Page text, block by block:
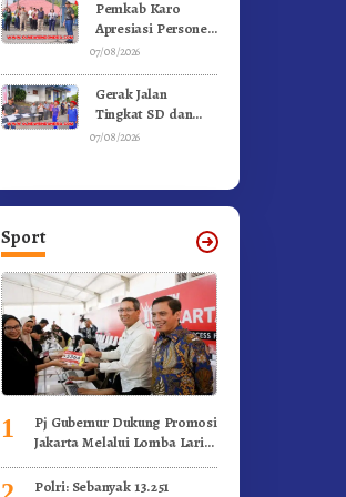
Foto Dan
Videokan!
Pemkab Karo
Apresiasi Personel
Satpol PP, Linmas,
Kebakaran
07/08/2026
Gerak Jalan
Tingkat SD dan
SMP Untuk
Sekda Karo
07/08/2026
Sport
1
Pj Gubernur Dukung Promosi
Jakarta Melalui Lomba Lari
Polri: Sebanyak 13.251